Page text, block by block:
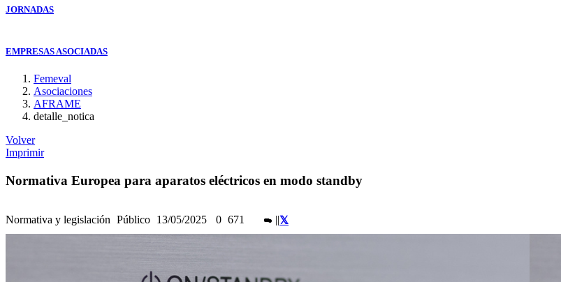
JORNADAS
EMPRESAS ASOCIADAS
Femeval
Asociaciones
AFRAME
detalle_notica
Volver
Imprimir
Normativa Europea para aparatos eléctricos en modo standby
Normativa y legislación Público 13/05/2025 0 671